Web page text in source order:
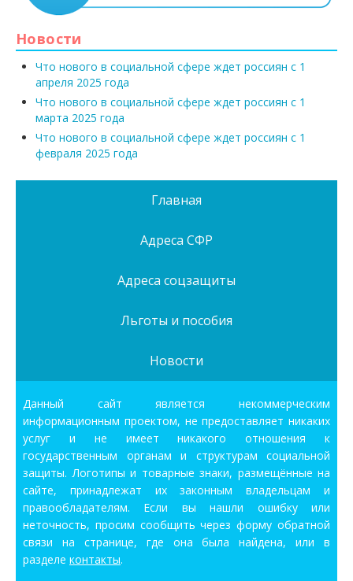
Новости
Что нового в социальной сфере ждет россиян с 1
апреля 2025 года
Что нового в социальной сфере ждет россиян с 1
марта 2025 года
Что нового в социальной сфере ждет россиян с 1
февраля 2025 года
Главная
Адреса СФР
Адреса соцзащиты
Льготы и пособия
Новости
Данный сайт является некоммерческим
информационным проектом, не предоставляет никаких
услуг и не имеет никакого отношения к
государственным органам и структурам социальной
защиты. Логотипы и товарные знаки, размещённые на
сайте, принадлежат их законным владельцам и
правообладателям. Если вы нашли ошибку или
неточность, просим сообщить через форму обратной
связи на странице, где она была найдена, или в
разделе контакты.